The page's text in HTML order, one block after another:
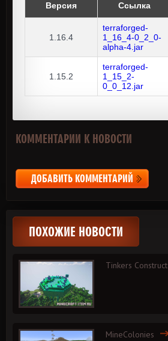
Версия Ссылка
1.16.4
terraforged-
1_16_4-0_2_0-
alpha-4.jar
1.15.2
terraforged-
1_15_2-
0_0_12.jar
КОММЕНТАРИИ К НОВОСТИ
ДОБАВИТЬ КОММЕНТАРИЙ
ПОХОЖИЕ НОВОСТИ
Tinkers Construct
MineColonies